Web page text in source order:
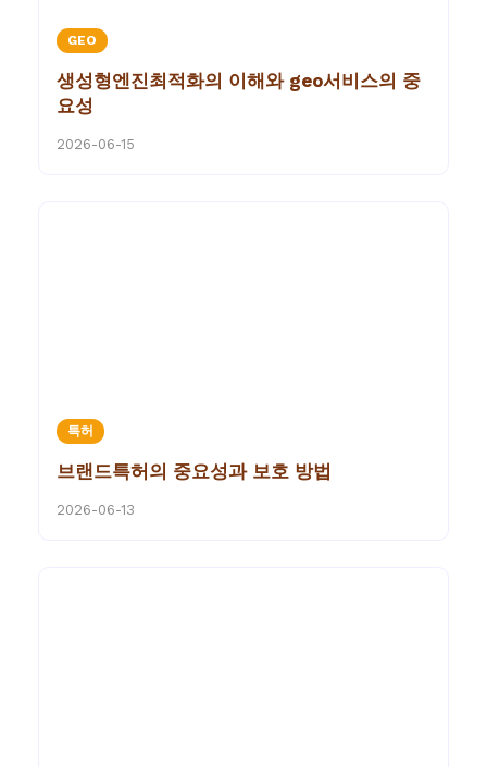
GEO
생성형엔진최적화의 이해와 geo서비스의 중
요성
2026-06-15
특허
브랜드특허의 중요성과 보호 방법
2026-06-13